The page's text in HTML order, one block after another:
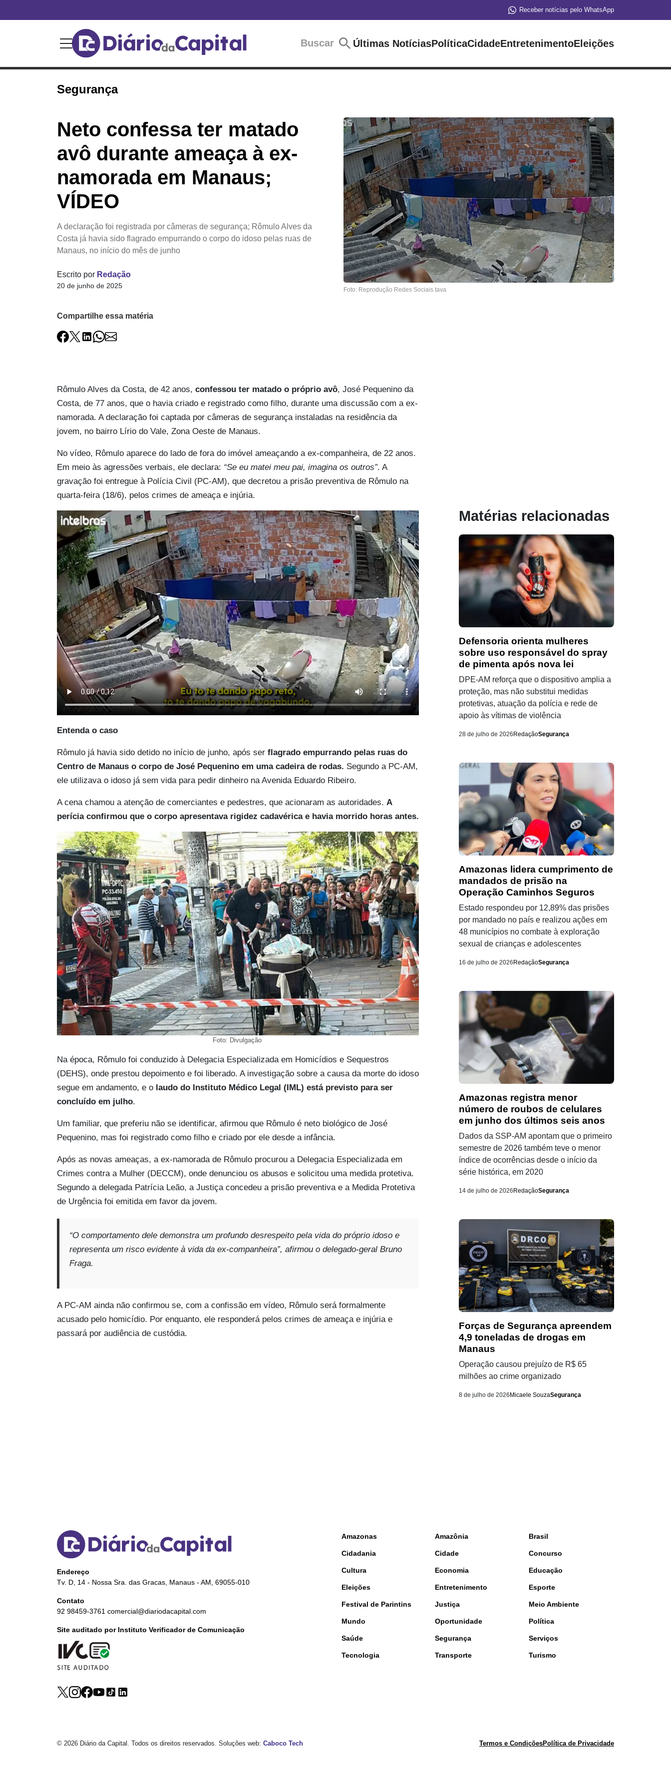
Receber notícias pelo WhatsApp
Buscar Últimas NotíciasPolíticaCidadeEntretenimentoEleições
Segurança
Neto confessa ter matado
avô durante ameaça à ex-
namorada em Manaus;
VÍDEO
A declaração foi registrada por câmeras de segurança; Rômulo Alves da
Costa já havia sido flagrado empurrando o corpo do idoso pelas ruas de
Manaus, no início do mês de junho
Escrito por Redação
20 de junho de 2025
Compartilhe essa matéria
Foto: Reprodução Redes Sociais tava
Rômulo Alves da Costa, de 42 anos, confessou ter matado o próprio avô, José Pequenino da
Costa, de 77 anos, que o havia criado e registrado como filho, durante uma discussão com a ex-
namorada. A declaração foi captada por câmeras de segurança instaladas na residência da
jovem, no bairro Lírio do Vale, Zona Oeste de Manaus.
No vídeo, Rômulo aparece do lado de fora do imóvel ameaçando a ex-companheira, de 22 anos.
Em meio às agressões verbais, ele declara: “Se eu matei meu pai, imagina os outros”. A
gravação foi entregue à Polícia Civil (PC-AM), que decretou a prisão preventiva de Rômulo na
quarta-feira (18/6), pelos crimes de ameaça e injúria.
Entenda o caso
Rômulo já havia sido detido no início de junho, após ser flagrado empurrando pelas ruas do
Centro de Manaus o corpo de José Pequenino em uma cadeira de rodas. Segundo a PC-AM,
ele utilizava o idoso já sem vida para pedir dinheiro na Avenida Eduardo Ribeiro.
A cena chamou a atenção de comerciantes e pedestres, que acionaram as autoridades. A
perícia confirmou que o corpo apresentava rigidez cadavérica e havia morrido horas antes.
Foto: Divulgação
Na época, Rômulo foi conduzido à Delegacia Especializada em Homicídios e Sequestros
(DEHS), onde prestou depoimento e foi liberado. A investigação sobre a causa da morte do idoso
segue em andamento, e o laudo do Instituto Médico Legal (IML) está previsto para ser
concluído em julho.
Um familiar, que preferiu não se identificar, afirmou que Rômulo é neto biológico de José
Pequenino, mas foi registrado como filho e criado por ele desde a infância.
Após as novas ameaças, a ex-namorada de Rômulo procurou a Delegacia Especializada em
Crimes contra a Mulher (DECCM), onde denunciou os abusos e solicitou uma medida protetiva.
Segundo a delegada Patrícia Leão, a Justiça concedeu a prisão preventiva e a Medida Protetiva
de Urgência foi emitida em favor da jovem.
“O comportamento dele demonstra um profundo desrespeito pela vida do próprio idoso e
representa um risco evidente à vida da ex-companheira”, afirmou o delegado-geral Bruno
Fraga.
A PC-AM ainda não confirmou se, com a confissão em vídeo, Rômulo será formalmente
acusado pelo homicídio. Por enquanto, ele responderá pelos crimes de ameaça e injúria e
passará por audiência de custódia.
Matérias relacionadas
Defensoria orienta mulheres
sobre uso responsável do spray
de pimenta após nova lei
DPE-AM reforça que o dispositivo amplia a
proteção, mas não substitui medidas
protetivas, atuação da polícia e rede de
apoio às vítimas de violência
28 de julho de 2026 RedaçãoSegurança
Amazonas lidera cumprimento de
mandados de prisão na
Operação Caminhos Seguros
Estado respondeu por 12,89% das prisões
por mandado no país e realizou ações em
48 municípios no combate à exploração
sexual de crianças e adolescentes
16 de julho de 2026 RedaçãoSegurança
Amazonas registra menor
número de roubos de celulares
em junho dos últimos seis anos
Dados da SSP-AM apontam que o primeiro
semestre de 2026 também teve o menor
índice de ocorrências desde o início da
série histórica, em 2020
14 de julho de 2026 RedaçãoSegurança
Forças de Segurança apreendem
4,9 toneladas de drogas em
Manaus
Operação causou prejuízo de R$ 65
milhões ao crime organizado
8 de julho de 2026 Micaele SouzaSegurança
Endereço
Tv. D, 14 - Nossa Sra. das Gracas, Manaus - AM, 69055-010
Contato
92 98459-3761 comercial@diariodacapital.com
Site auditado por Instituto Verificador de Comunicação
Amazonas Amazônia Brasil
Cidadania Cidade Concurso
Cultura Economia Educação
Eleições Entretenimento Esporte
Festival de Parintins Justiça Meio Ambiente
Mundo Oportunidade Política
Saúde Segurança Serviços
Tecnologia Transporte Turismo
© 2026 Diário da Capital. Todos os direitos reservados. Soluções web: Caboco Tech Termos e CondiçõesPolítica de Privacidade